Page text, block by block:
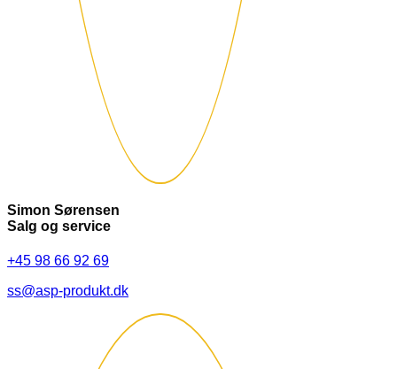
Simon Sørensen
Salg og service
+45 98 66 92 69
ss@asp-produkt.dk